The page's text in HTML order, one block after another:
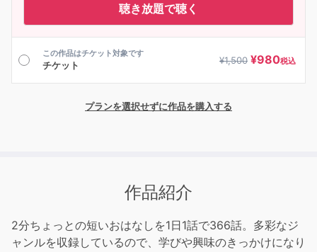
聴き放題で聴く
この作品はチケット対象です
チケット ¥1,500 ¥980税込
プランを選択せずに作品を購入する
作品紹介
2分ちょっとの短いおはなしを1日1話で366話。多彩なジ
ャンルを収録しているので、学びや興味のきっかけになり